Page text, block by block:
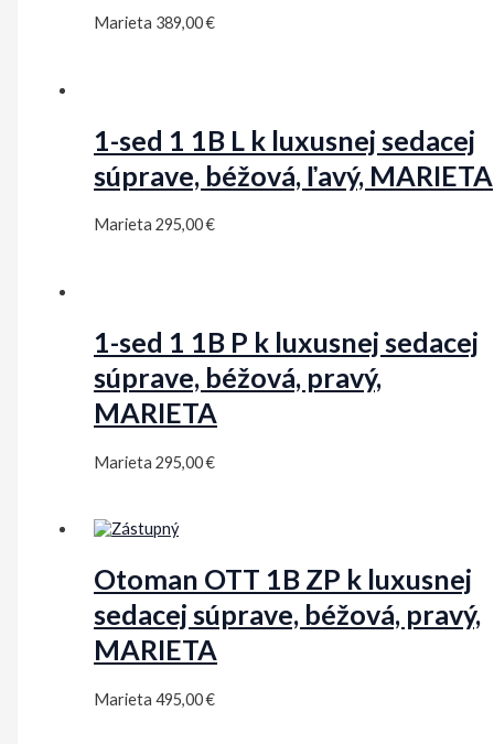
Marieta 389,00€
1-sed 1 1B L k luxusnej sedacej
súprave, béžová, ľavý, MARIETA
Marieta295,00€
1-sed 1 1B P k luxusnej sedacej
súprave, béžová, pravý,
MARIETA
Marieta295,00€
Otoman OTT 1B ZP k luxusnej
sedacej súprave, béžová, pravý,
MARIETA
Marieta495,00€